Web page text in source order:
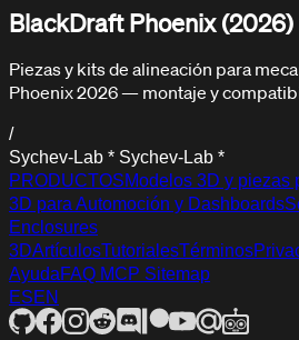
FAQ
BlackDraft Phoenix (2026)
Piezas y kits de alineación para
Phoenix 2026 — montaje y
/
Sychev-Lab * Sychev-Lab *
PRODUCTOSModelos 3D y piezas
3D para Automoción y Dashboards
Enclosures
3DArtículosTutorialesTérminos
AyudaFAQ MCP Sitemap
ESEN